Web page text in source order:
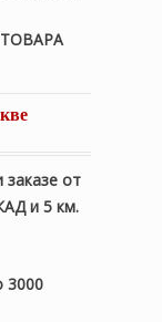
заказе от
и 5 км.
3000